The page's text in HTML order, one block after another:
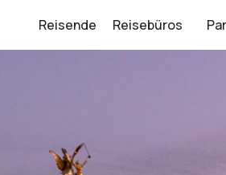
Reisende Reisebüros